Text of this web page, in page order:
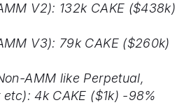
V2): 132k CAKE ($438k)
V3): 79k CAKE ($260k)
AMM like Perpetual,
4k CAKE ($1k) -98%